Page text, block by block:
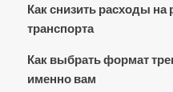
Как снизить расходы
транспорта
Как выбрать формат
именно вам